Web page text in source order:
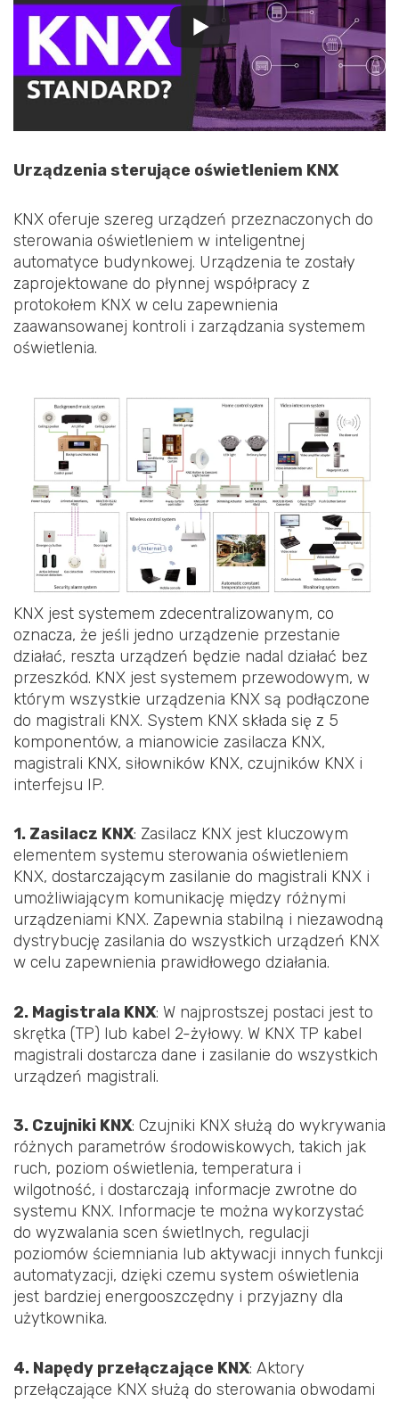
Urządzenia sterujące oświetleniem KNX
KNX oferuje szereg urządzeń przeznaczonych do
sterowania oświetleniem w inteligentnej
automatyce budynkowej. Urządzenia te zostały
zaprojektowane do płynnej współpracy z
protokołem KNX w celu zapewnienia
zaawansowanej kontroli i zarządzania systemem
oświetlenia.
KNX jest systemem zdecentralizowanym, co
oznacza, że jeśli jedno urządzenie przestanie
działać, reszta urządzeń będzie nadal działać bez
przeszkód. KNX jest systemem przewodowym, w
którym wszystkie urządzenia KNX są podłączone
do magistrali KNX. System KNX składa się z 5
komponentów, a mianowicie zasilacza KNX,
magistrali KNX, siłowników KNX, czujników KNX i
interfejsu IP.
1. Zasilacz KNX: Zasilacz KNX jest kluczowym
elementem systemu sterowania oświetleniem
KNX, dostarczającym zasilanie do magistrali KNX i
umożliwiającym komunikację między różnymi
urządzeniami KNX. Zapewnia stabilną i niezawodną
dystrybucję zasilania do wszystkich urządzeń KNX
w celu zapewnienia prawidłowego działania.
2. Magistrala KNX: W najprostszej postaci jest to
skrętka (TP) lub kabel 2-żyłowy. W KNX TP kabel
magistrali dostarcza dane i zasilanie do wszystkich
urządzeń magistrali.
3. Czujniki KNX: Czujniki KNX służą do wykrywania
różnych parametrów środowiskowych, takich jak
ruch, poziom oświetlenia, temperatura i
wilgotność, i dostarczają informacje zwrotne do
systemu KNX. Informacje te można wykorzystać
do wyzwalania scen świetlnych, regulacji
poziomów ściemniania lub aktywacji innych funkcji
automatyzacji, dzięki czemu system oświetlenia
jest bardziej energooszczędny i przyjazny dla
użytkownika.
4. Napędy przełączające KNX: Aktory
przełączające KNX służą do sterowania obwodami